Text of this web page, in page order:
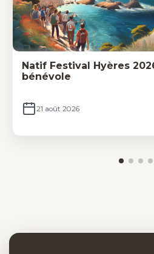
Natif Festival Hyères
bénévole
21 août 2026